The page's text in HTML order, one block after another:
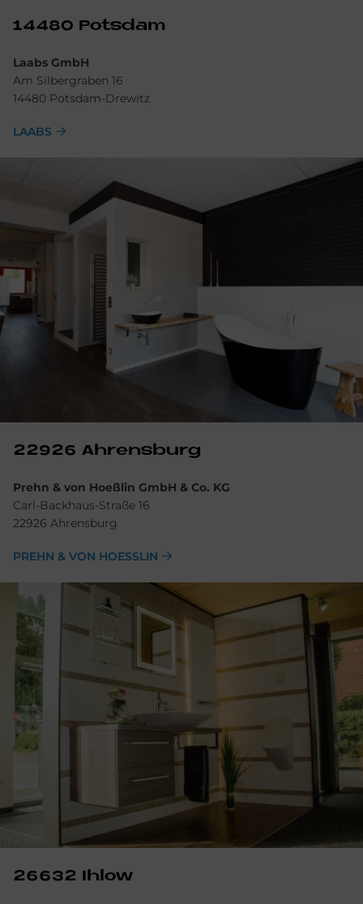
14480 Pots­dam
Laabs GmbH
Am Silbergraben 16
14480 Potsdam-Drewitz
LAABS
22926 Ah­rens­burg
Prehn & von Hoeßlin GmbH & Co. KG
Carl-Backhaus-Straße 16
22926 Ahrensburg
PREHN & VON HOESSLIN
26632 Ihlow